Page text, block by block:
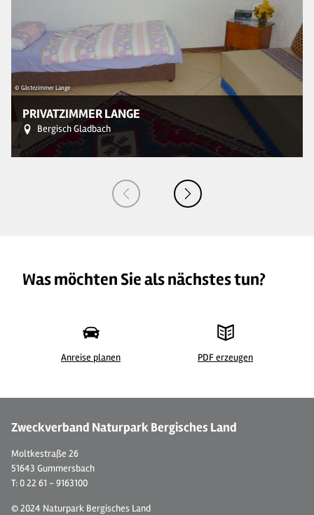
© Gästezimmer Lange
PRIVATZIMMER LANGE
Bergisch Gladbach
Was möchten Sie als nächstes tun?
Anreise planen PDF erzeugen
Zweckverband Naturpark Bergisches Land
Moltkestraße 26
51643 Gummersbach
T: 0 22 61 - 9163100
© 2024 Naturpark Bergisches Land